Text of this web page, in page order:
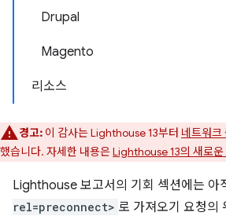
Drupal
Magento
리소스
경고: 이 감사는 Lighthouse 13부터 네트워크
했습니다. 자세한 내용은Lighthouse 13의 새로운
Lighthouse 보고서의 기회 섹션에는 아
rel=preconnect> 로 가져오기 요청의